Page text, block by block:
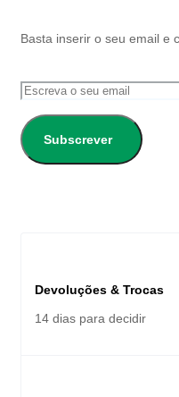
Basta inserir o seu email e
Subscrever
Devoluções & Trocas
14 dias para decidir